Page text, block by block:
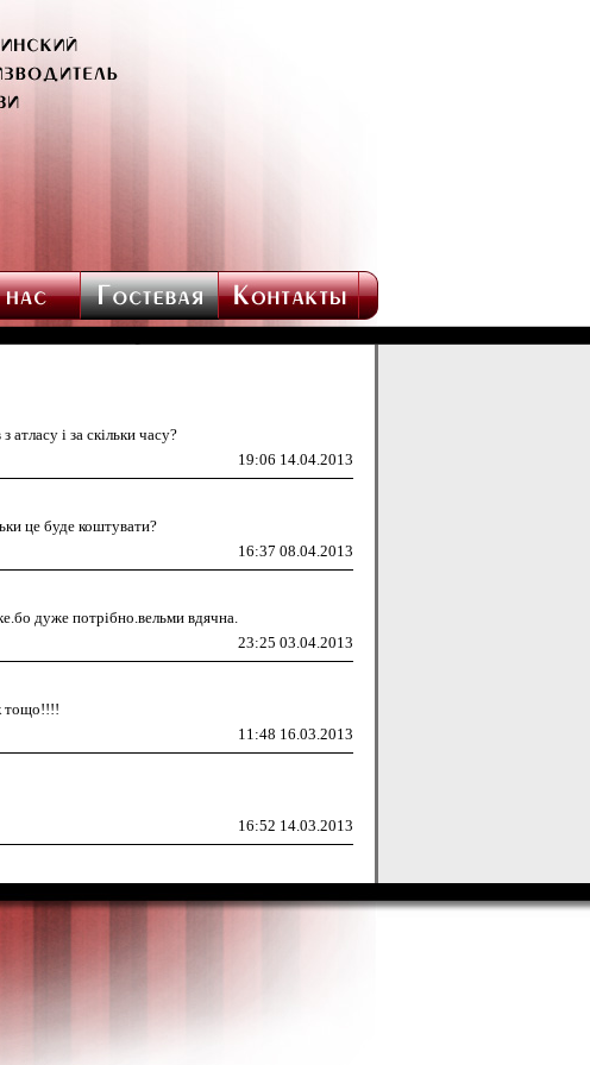
і за скільки часу?
19:06 14.04.2013
це буде коштувати?
16:37 08.04.2013
дуже потрібно.вельми вдячна.
23:25 03.04.2013
тощо!!!!
11:48 16.03.2013
16:52 14.03.2013